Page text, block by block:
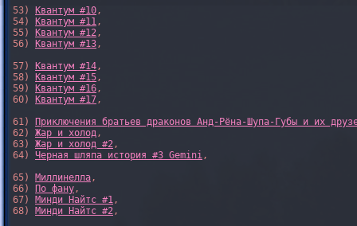
53)
Квантум #10,
54)
Квантум #11,
55)
Квантум #12,
56)
Квантум #13,
57)
Квантум #14,
58)
Квантум #15,
59)
Квантум #16,
60)
Квантум #17,
61)
Приключения братьев драконов Анд-Рёна-Шупа-Губы и их
62) Жар и холод,
63) Жар и холод #2,
64) Черная шляпа история #3 Gemini,
65) Миллинелла,
66)
По фану,
67) Минди Найтс #1,
68) Минди Найтс #2,